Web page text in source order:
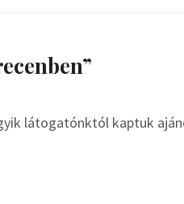
látogatónktól kaptuk